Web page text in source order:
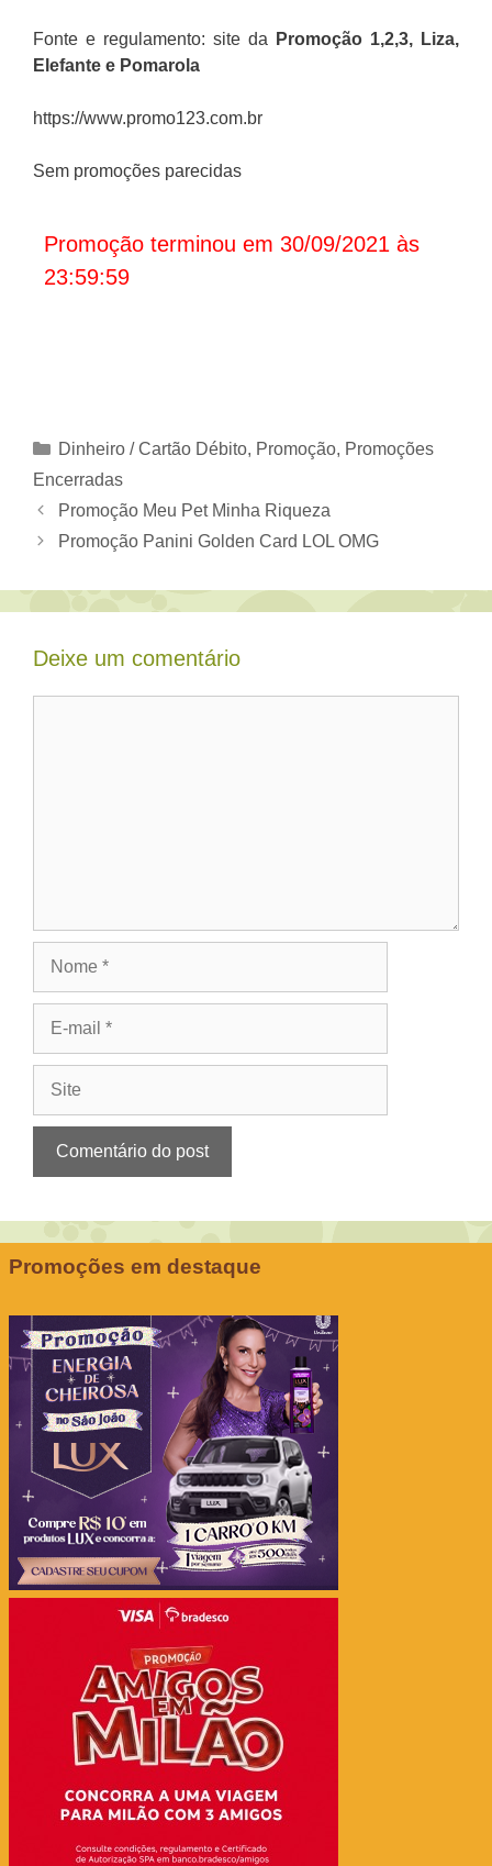
Fonte e regulamento: site da Promoção 1,2,3, Liza,
Elefante e Pomarola
https://www.promo123.com.br
Sem promoções parecidas
Promoção terminou em 30/09/2021 às
23:59:59
Categorias
Dinheiro / Cartão Débito, Promoção, Promoções
Encerradas
Promoção Meu Pet Minha Riqueza
Promoção Panini Golden Card LOL OMG
Deixe um comentário
Promoções em destaque